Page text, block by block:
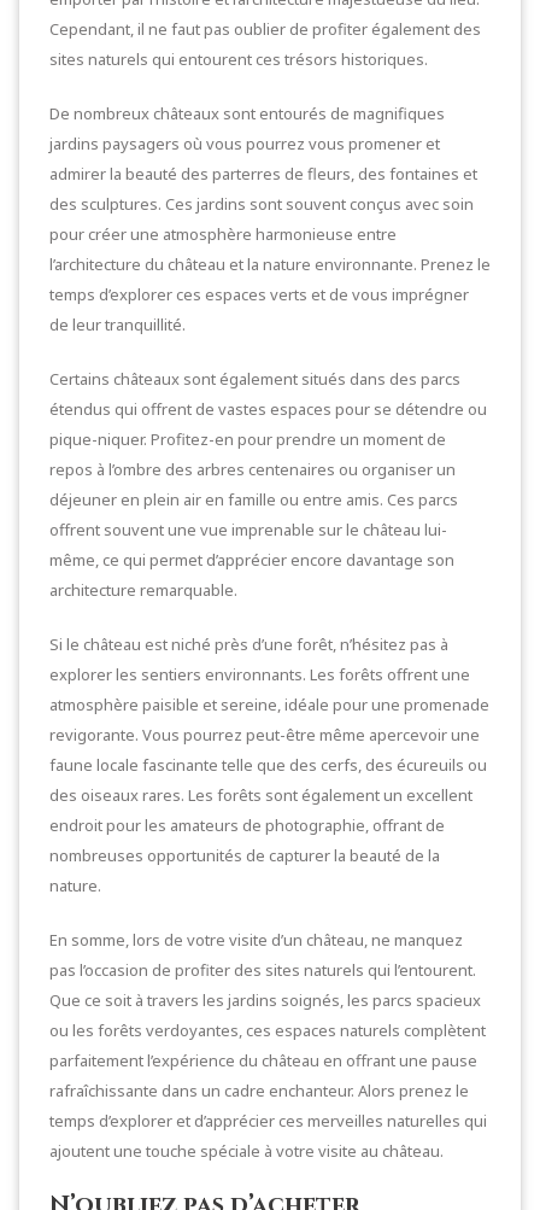
Cependant, il ne faut pas oublier de profiter également des
sites naturels qui entourent ces trésors historiques.
De nombreux châteaux sont entourés de magnifiques
jardins paysagers où vous pourrez vous promener et
admirer la beauté des parterres de fleurs, des fontaines et
des sculptures. Ces jardins sont souvent conçus avec soin
pour créer une atmosphère harmonieuse entre
l’architecture du château et la nature environnante. Prenez le
temps d’explorer ces espaces verts et de vous imprégner
de leur tranquillité.
Certains châteaux sont également situés dans des parcs
étendus qui offrent de vastes espaces pour se détendre ou
pique-niquer. Profitez-en pour prendre un moment de
repos à l’ombre des arbres centenaires ou organiser un
déjeuner en plein air en famille ou entre amis. Ces parcs
offrent souvent une vue imprenable sur le château lui-
même, ce qui permet d’apprécier encore davantage son
architecture remarquable.
Si le château est niché près d’une forêt, n’hésitez pas à
explorer les sentiers environnants. Les forêts offrent une
atmosphère paisible et sereine, idéale pour une promenade
revigorante. Vous pourrez peut-être même apercevoir une
faune locale fascinante telle que des cerfs, des écureuils ou
des oiseaux rares. Les forêts sont également un excellent
endroit pour les amateurs de photographie, offrant de
nombreuses opportunités de capturer la beauté de la
nature.
En somme, lors de votre visite d’un château, ne manquez
pas l’occasion de profiter des sites naturels qui l’entourent.
Que ce soit à travers les jardins soignés, les parcs spacieux
ou les forêts verdoyantes, ces espaces naturels complètent
parfaitement l’expérience du château en offrant une pause
rafraîchissante dans un cadre enchanteur. Alors prenez le
temps d’explorer et d’apprécier ces merveilles naturelles qui
ajoutent une touche spéciale à votre visite au château.